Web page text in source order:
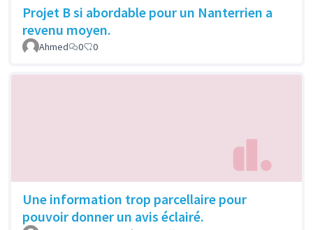
Projet B si abordable pour un Nanterrien a
revenu moyen.
Ahmed 0 0
Une information trop parcellaire pour
pouvoir donner un avis éclairé.